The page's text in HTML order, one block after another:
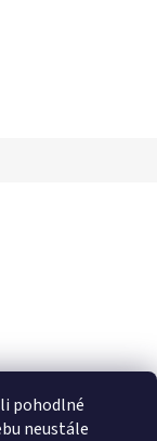
pohodlné
neustále